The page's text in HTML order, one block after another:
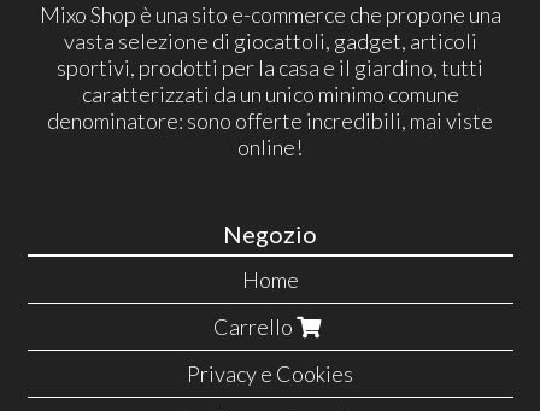
Mixo Shop è una sito e-commerce che propone una
vasta selezione di giocattoli, gadget, articoli
sportivi, prodotti per la casa e il giardino, tutti
caratterizzati da un unico minimo comune
denominatore: sono offerte incredibili, mai viste
online!
Negozio
Home
Carrello
Privacy e Cookies